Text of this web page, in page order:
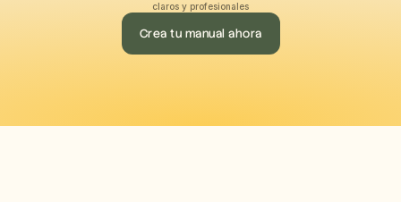
claros y profesionales
Crea tu manual ahora
Campeones del cambio en IA
Centro de confianza